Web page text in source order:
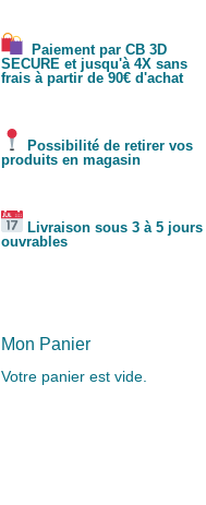
Paiement par CB 3D
SECURE et jusqu'à 4X sans
frais à partir de 90€ d'achat
Possibilité de retirer vos
produits en magasin
Livraison sous 3 à 5 jours
ouvrables
Mon Panier
Votre panier est vide.